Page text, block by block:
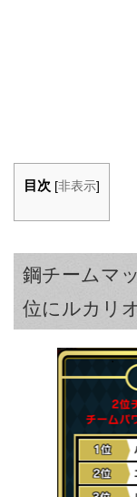
目次 [非表示]
鋼チームマ
位にルカリ